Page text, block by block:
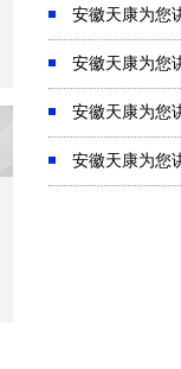
安徽天康为您
安徽天康为您
安徽天康为您
安徽天康为您